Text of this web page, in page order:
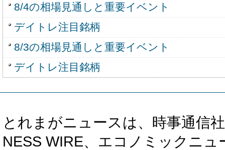
8/4の相場見通しと重要イベント
デイトレ注目銘柄
8/3の相場見通しと重要イベント
デイトレ注目銘柄
とれまがニュースは、時事通信
NESS WIRE、エコノミックニ